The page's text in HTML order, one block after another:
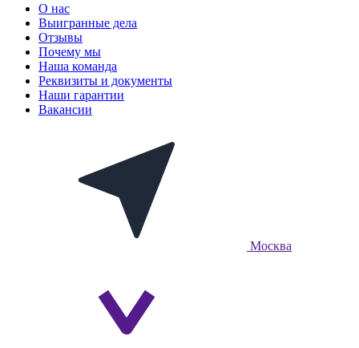
О нас
Выигранные дела
Отзывы
Почему мы
Наша команда
Реквизиты и документы
Наши гарантии
Вакансии
Москва